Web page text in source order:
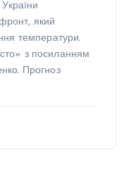
який
температури.
з посиланням
Прогноз